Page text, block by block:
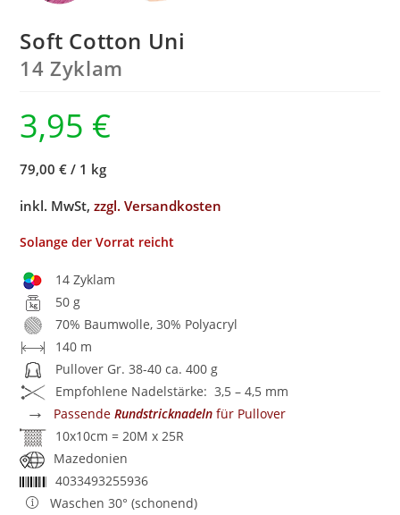
Soft Cotton Uni
14 Zyklam
3,95 €
79,00 € / 1 kg
inkl. MwSt,zzgl. Versandkosten
Solange der Vorrat reicht
14 Zyklam
50 g
70% Baumwolle, 30% Polyacryl
140 m
Pullover Gr. 38-40 ca. 400 g
Empfohlene Nadelstärke: 3,5 – 4,5 mm
→ PassendeRundstricknadeln für Pullover
10x10cm = 20M x 25R
Mazedonien
4033493255936
Waschen 30° (schonend)